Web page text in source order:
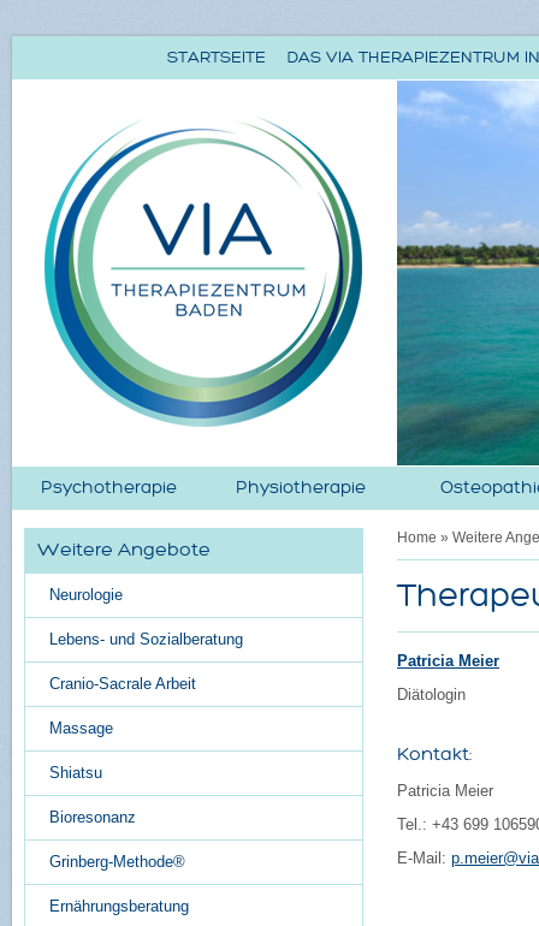
STARTSEITE DAS VIA THERAPIEZENTRUM
Psychotherapie Physiotherapie
Home » Weitere
Patricia Meier
Diätologin
Kontakt:
Patricia Meier
Tel.: +43 699
E-Mail:
Weitere Angebote
Neurologie
Lebens- und Sozialberatung
Cranio-Sacrale Arbeit
Massage
Shiatsu
Bioresonanz
Grinberg-Methode®
Ernährungsberatung